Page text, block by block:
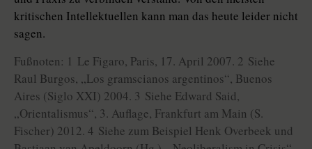
kritischen Intellektuellen kann man das heute leider nicht
sagen.
Fußnoten: 1 Le Figaro, Paris, 17. April 2007. 2 Siehe
Raul Burgos, „Los gramscianos argentinos“, Buenos
Aires (Siglo XXI) 2004. 3 Siehe Edward Said,
„Orientalismus“, 3. Auflage, Frankfurt am Main (S.
Fischer) 2012. 4 Siehe zum Beispiel Henk Overbeek und